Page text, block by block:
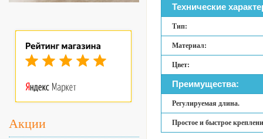
Акции
Технические
Тип:
Материал:
Цвет:
Преимущества:
Регулируемая длина.
Простое и быстрое